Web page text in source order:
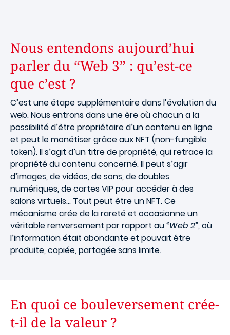
Nous entendons aujourd’hui
parler du “Web 3” : qu’est-ce
que c’est ?
C’est une étape supplémentaire dans l’évolution du
web. Nous entrons dans une ère où chacun a la
possibilité d’être propriétaire d’un contenu en ligne
et peut le monétiser grâce aux NFT (non-fungible
token). Il s’agit d’un titre de propriété, qui retrace la
propriété du contenu concerné. Il peut s’agir
d’images, de vidéos, de sons, de doubles
numériques, de cartes VIP pour accéder à des
salons virtuels… Tout peut être un NFT. Ce
mécanisme crée de la rareté et occasionne un
véritable renversement par rapport au “Web 2”, où
l’information était abondante et pouvait être
produite, copiée, partagée sans limite.
En quoi ce bouleversement crée-
t-il de la valeur ?